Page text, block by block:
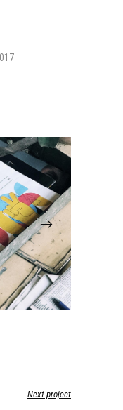
Next project